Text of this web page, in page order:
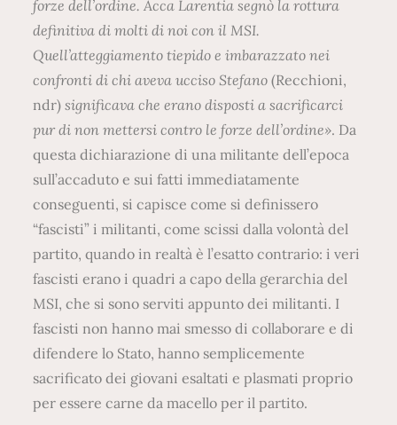
forze dell’ordine. Acca Larentia segnò la rottura
definitiva di molti di noi con il MSI.
Quell’atteggiamento tiepido e imbarazzato nei
confronti di chi aveva ucciso Stefano(Recchioni,
ndr) significava che erano disposti a sacrificarci
pur di non mettersi contro le forze dell’ordine». Da
questa dichiarazione di una militante dell’epoca
sull’accaduto e sui fatti immediatamente
conseguenti, si capisce come si definissero
“fascisti” i militanti, come scissi dalla volontà del
partito, quando in realtà è l’esatto contrario: i veri
fascisti erano i quadri a capo della gerarchia del
MSI, che si sono serviti appunto dei militanti. I
fascisti non hanno mai smesso di collaborare e di
difendere lo Stato, hanno semplicemente
sacrificato dei giovani esaltati e plasmati proprio
per essere carne da macello per il partito.